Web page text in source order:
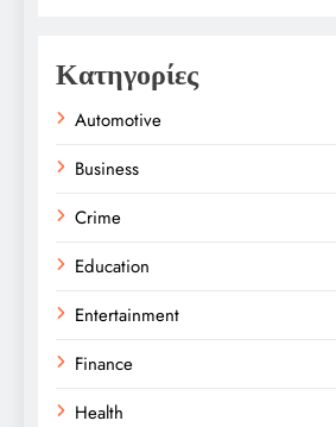
Κατηγορίες
Automotive
Business
Crime
Education
Entertainment
Finance
Health